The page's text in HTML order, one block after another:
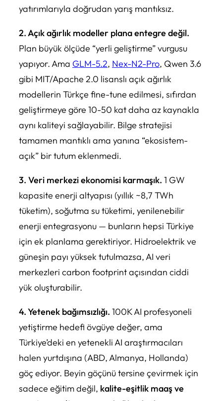
yatırımlarıyla doğrudan yarış mantıksız.
2. Açık ağırlık modeller plana entegre değil.
Plan büyük ölçüde “yerli geliştirme” vurgusu
yapıyor. Ama GLM-5.2, Nex-N2-Pro, Qwen 3.6
gibi MIT/Apache 2.0 lisanslı açık ağırlık
modellerin Türkçe fine-tune edilmesi, sıfırdan
geliştirmeye göre 10-50 kat daha az kaynakla
aynı kaliteyi sağlayabilir. Bilge stratejisi
tamamen mantıklı ama yanına “ekosistem-
açık” bir tutum eklenmedi.
3. Veri merkezi ekonomisi karmaşık. 1 GW
kapasite enerji altyapısı (yıllık ~8,7 TWh
tüketim), soğutma su tüketimi, yenilenebilir
enerji entegrasyonu — bunların hepsi Türkiye
için ek planlama gerektiriyor. Hidroelektrik ve
güneşin payı yüksek tutulmazsa, AI veri
merkezleri carbon footprint açısından ciddi
yük oluşturabilir.
4. Yetenek bağımsızlığı. 100K AI profesyoneli
yetiştirme hedefi övgüye değer, ama
Türkiye’deki en yetenekli AI araştırmacıları
halen yurtdışına (ABD, Almanya, Hollanda)
göç ediyor. Beyin göçünü tersine çevirmek için
sadece eğitim değil, kalite-eşitlik maaş ve